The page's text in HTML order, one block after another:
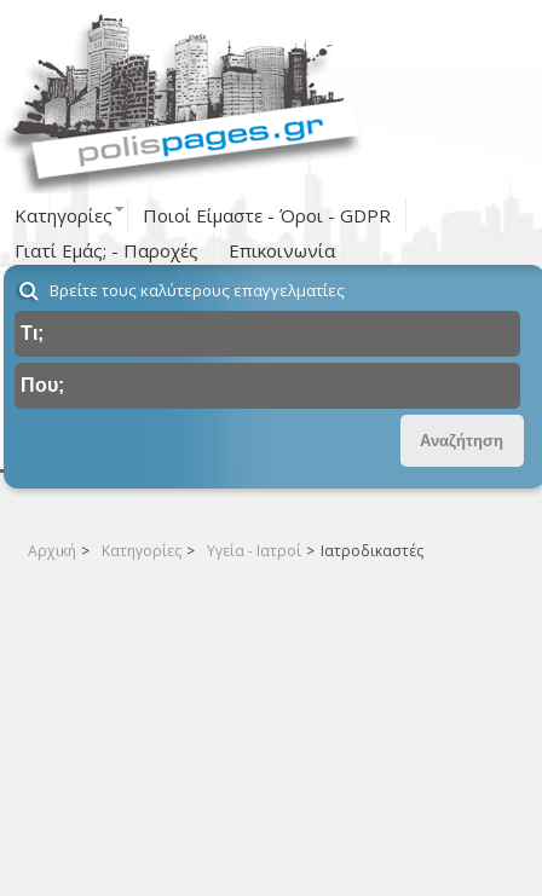
Κατηγορίες
Ποιοί Είμαστε - Όροι - GDPR
Γιατί Εμάς; - Παροχές
Επικοινωνία
Βρείτε τους καλύτερους επαγγελματίες
Αρχική > Κατηγορίες > Υγεία - Ιατροί > Ιατροδικαστές